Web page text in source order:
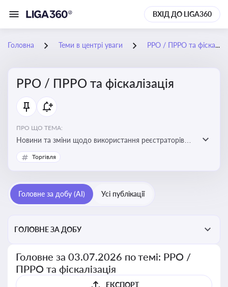
ВХІД ДО LIGA360
Головна Теми в центрі уваги РРО / ПРРО та фіскалізація
РРО / ПРРО та фіскалізація
ПРО ЩО ТЕМА:
Новини та зміни щодо використання реєстраторів
розрахункових операцій, аналіз законодавства про
РРО, позиції ДПС та судів щодо РРО
Торгівля
Головне за добу (AI) Усі публікації
ГОЛОВНЕ ЗА ДОБУ
Головне за 03.07.2026 по темі: РРО /
ПРРО та фіскалізація
ЕКСПОРТ